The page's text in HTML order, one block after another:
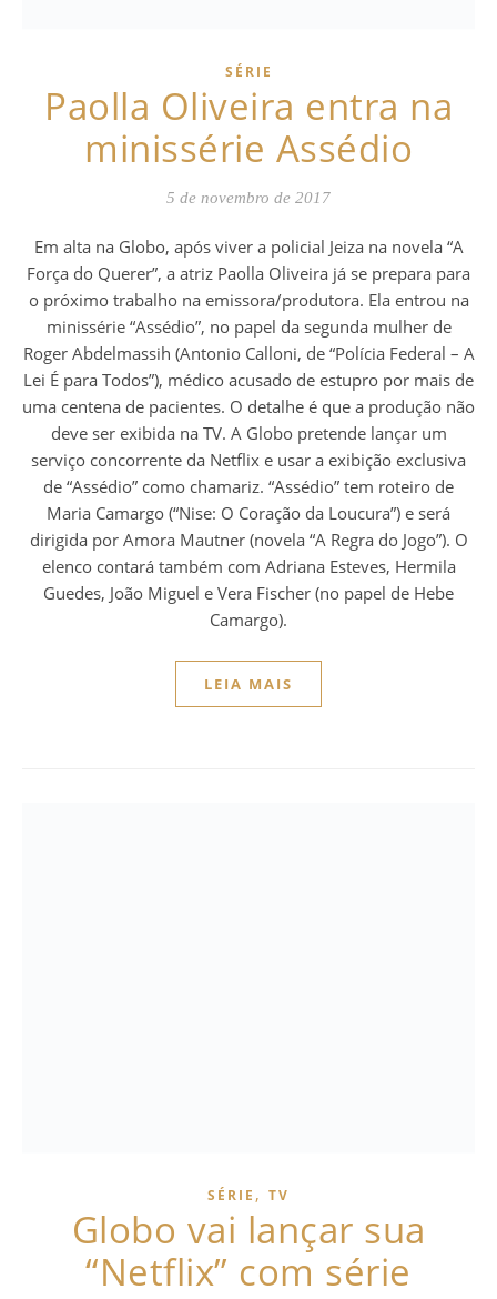
SÉRIE
Paolla Oliveira entra na
minissérie Assédio
5 de novembro de 2017
Em alta na Globo, após viver a policial Jeiza na novela “A
Força do Querer”, a atriz Paolla Oliveira já se prepara para
o próximo trabalho na emissora/produtora. Ela entrou na
minissérie “Assédio”, no papel da segunda mulher de
Roger Abdelmassih (Antonio Calloni, de “Polícia Federal – A
Lei É para Todos”), médico acusado de estupro por mais de
uma centena de pacientes. O detalhe é que a produção não
deve ser exibida na TV. A Globo pretende lançar um
serviço concorrente da Netflix e usar a exibição exclusiva
de “Assédio” como chamariz. “Assédio” tem roteiro de
Maria Camargo (“Nise: O Coração da Loucura”) e será
dirigida por Amora Mautner (novela “A Regra do Jogo”). O
elenco contará também com Adriana Esteves, Hermila
Guedes, João Miguel e Vera Fischer (no papel de Hebe
Camargo).
LEIA MAIS
SÉRIE , TV
Globo vai lançar sua
“Netflix” com série